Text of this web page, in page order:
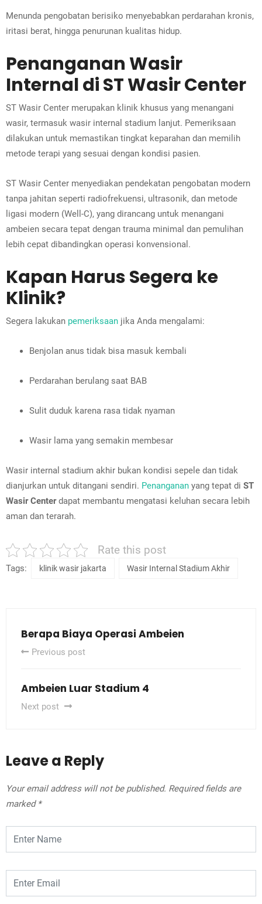
Menunda pengobatan berisiko menyebabkan perdarahan kronis,
iritasi berat, hingga penurunan kualitas hidup.
Penanganan Wasir
Internal di ST Wasir Center
ST Wasir Center merupakan klinik khusus yang menangani
wasir, termasuk wasir internal stadium lanjut. Pemeriksaan
dilakukan untuk memastikan tingkat keparahan dan memilih
metode terapi yang sesuai dengan kondisi pasien.
ST Wasir Center menyediakan pendekatan pengobatan modern
tanpa jahitan seperti radiofrekuensi, ultrasonik, dan metode
ligasi modern (Well-C), yang dirancang untuk menangani
ambeien secara tepat dengan trauma minimal dan pemulihan
lebih cepat dibandingkan operasi konvensional.
Kapan Harus Segera ke
Klinik?
Segera lakukan pemeriksaan jika Anda mengalami:
Benjolan anus tidak bisa masuk kembali
Perdarahan berulang saat BAB
Sulit duduk karena rasa tidak nyaman
Wasir lama yang semakin membesar
Wasir internal stadium akhir bukan kondisi sepele dan tidak
dianjurkan untuk ditangani sendiri. Penanganan yang tepat di ST
Wasir Centerdapat membantu mengatasi keluhan secara lebih
aman dan terarah.
Rate this post
Tags: klinik wasir jakarta Wasir Internal Stadium Akhir
Berapa Biaya Operasi Ambeien
Previous post
Ambeien Luar Stadium 4
Next post
Leave a Reply
Your email address will not be published. Required fields are
marked *